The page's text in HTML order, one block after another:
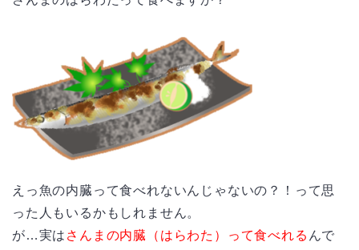
えっ魚の内臓って食べれないんじゃないの？！って思
った人もいるかもしれません。
が…実は さんまの内臓（はらわた）って食べれる んで